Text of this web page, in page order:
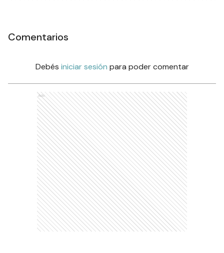
Comentarios
Debés iniciar sesión para poder comentar
Ads